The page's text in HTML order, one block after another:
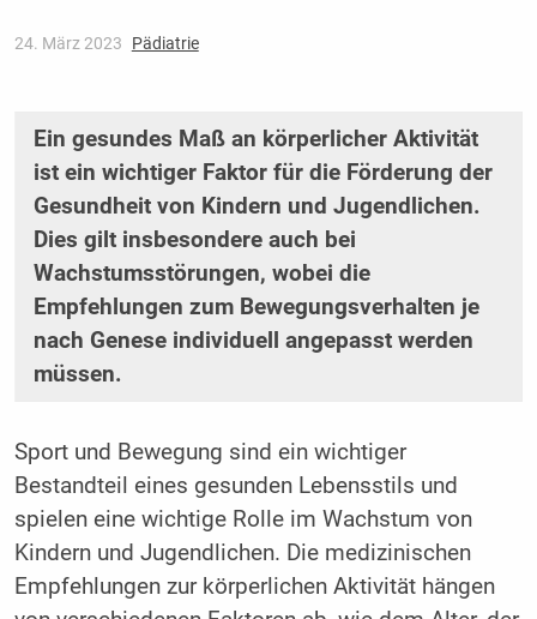
24. März 2023 Pädiatrie
Ein gesundes Maß an körperlicher Aktivität
ist ein wichtiger Faktor für die Förderung der
Gesundheit von Kindern und Jugendlichen.
Dies gilt insbesondere auch bei
Wachstumsstörungen, wobei die
Empfehlungen zum Bewegungsverhalten je
nach Genese individuell angepasst werden
müssen.
Sport und Bewegung sind ein wichtiger
Bestandteil eines gesunden Lebensstils und
spielen eine wichtige Rolle im Wachstum von
Kindern und Jugendlichen. Die medizinischen
Empfehlungen zur körperlichen Aktivität hängen